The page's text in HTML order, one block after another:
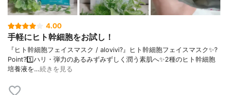
4.00
手軽にヒト幹細胞をお試し！
『ヒト幹細胞フェイスマスク / alovivi?』ヒト幹細胞フェイスマスク✨?
Point?1️⃣ハリ・弾力のあるみずみずしく潤う素肌へ✨2種のヒト幹細胞
培養液を…続きを見る